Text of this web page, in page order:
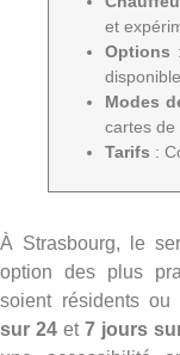
et
Options
Modes
cartes de
Tarifs :
À Strasbourg, le
option des plus
soient résidents ou
sur 24 et7 jours